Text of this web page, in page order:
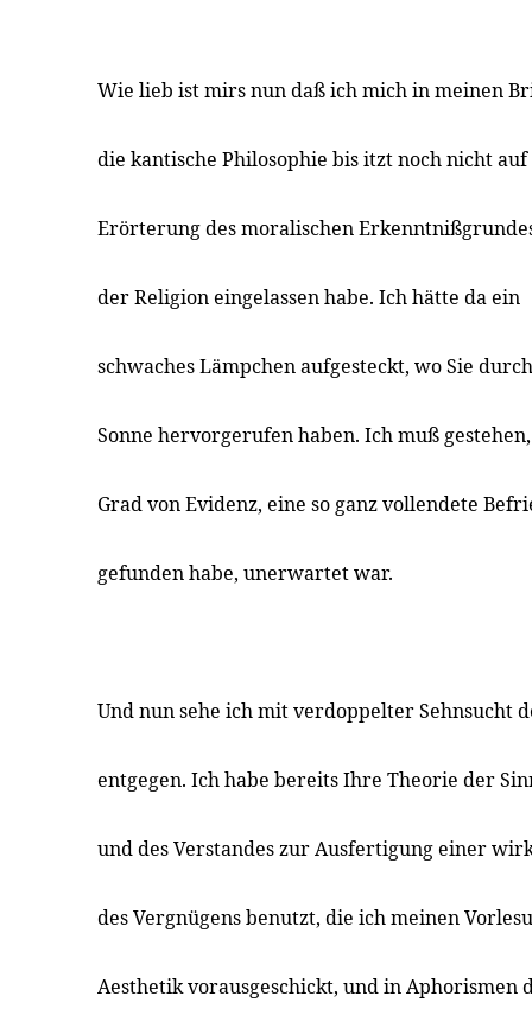
Wie lieb ist mirs nun daß ich mich in meinen
die kantische Philosophie bis itzt noch nicht
Erörterung des moralischen
der Religion eingelassen habe. Ich hätte da ein
schwaches Lämpchen aufgesteckt, wo Sie
Sonne hervorgerufen haben. Ich muß
Grad von Evidenz, eine so ganz vollendete
gefunden habe, unerwartet war.
Und nun sehe ich mit verdoppelter Sehnsucht
entgegen. Ich habe bereits Ihre Theorie der
und des Verstandes zur Ausfertigung einer
des Vergnügens benutzt, die ich meinen
Aesthetik vorausgeschickt, und in Aphorismen